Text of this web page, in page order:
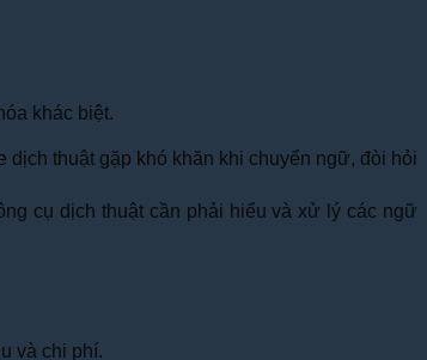
khác biệt.
dịch thuật gặp khó khăn khi chuyển ngữ, đòi hỏi
cụ dịch thuật cần phải hiểu và xử lý các ngữ
và chi phí.